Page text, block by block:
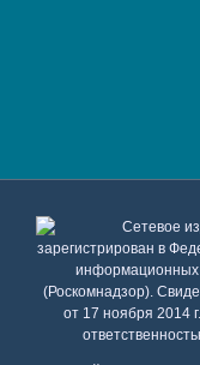
Сетевое
зарегистрирован в
информационных
(Роскомнадзор).
от 17 ноября 2014